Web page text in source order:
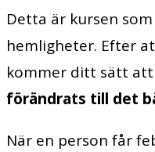
Detta är kursen
hemligheter. Efter
kommer ditt sätt
förändrats till det
När en person får